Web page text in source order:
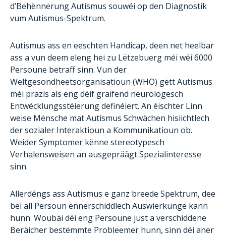
d’Behënnerung Autismus souwéi op den Diagnostik
vum Autismus-Spektrum.
Autismus ass en eeschten Handicap, deen net heelbar
ass a vun deem eleng hei zu Lëtzebuerg méi wéi 6000
Persoune betraff sinn. Vun der
Weltgesondheetsorganisatioun (WHO) gëtt Autismus
méi präzis als eng déif gräifend neurologesch
Entwécklungsstéierung definéiert. An éischter Linn
weise Mënsche mat Autismus Schwächen hisiichtlech
der sozialer Interaktioun a Kommunikatioun ob.
Weider Symptomer kënne stereotypesch
Verhalensweisen an ausgepräägt Spezialinteresse
sinn.
Allerdéngs ass Autismus e ganz breede Spektrum, dee
bei all Persoun ënnerschiddlech Auswierkunge kann
hunn. Woubäi déi eng Persoune just a verschiddene
Beräicher bestëmmte Probleemer hunn, sinn déi aner